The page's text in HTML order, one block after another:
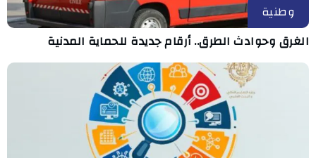
وطنية
الغرق وحوادث الطرق.. أرقام جديدة للحماية المدنية